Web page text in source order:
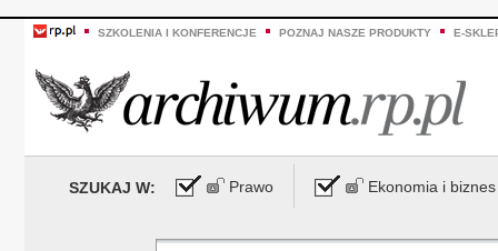
SZKOLENIA I KONFERENCJE POZNAJ NASZE PRODUKTY E-
SZUKAJ W: Prawo Ekonomia i biznes